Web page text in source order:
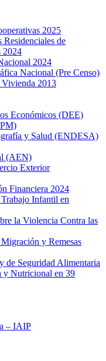
2025
Residenciales de
2024
2024
Nacional (Pre Censo)
Vivienda 2013
Económicos (DEE)
y Salud (ENDESA)
(AEN)
Exterior
Financiera 2024
Infantil en
la Violencia Contra las
y Remesas
de Seguridad Alimentaria
y Nutricional en 39
– IAIP